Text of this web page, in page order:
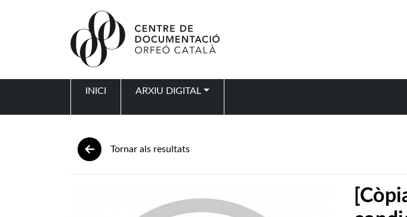
INICI ARXIU DIGITAL
Tornar als resultats